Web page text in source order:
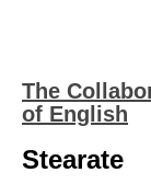
The
of English
Stearate